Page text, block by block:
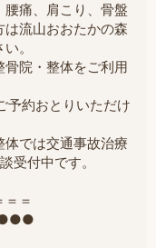
痛、肩こり、骨盤
流山おおたかの森
。
院・整体をご利用
予約おとりいただけ
では交通事故治療
受付中です。
＝＝
●●●